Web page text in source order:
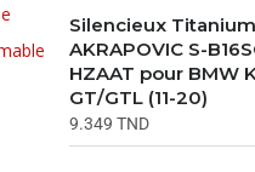
Silencieux Titanium
AKRAPOVIC S-
HZAAT pour BMW
GT/GTL (11-20)
9.349 TND